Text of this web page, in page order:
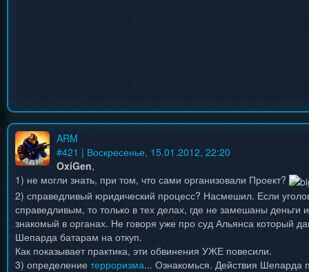
ARM
#421 | Воскресенье, 15.01.2012, 22:20
OxiGen,
1) не могли знать, при том, что сами организовали Проект?
2) справедливый юридический процесс? Насмешил. Если
справедливым, то только в тех делах, где не замешаны деньги и
знакомый в органах. Не говоря уже про суд Альянса который
Шепарда батарам на откуп.
Как показывает практика, эти обвинения УЖЕ повесили.
3) определение терроризма... Ознакомься. Действия Шепарда